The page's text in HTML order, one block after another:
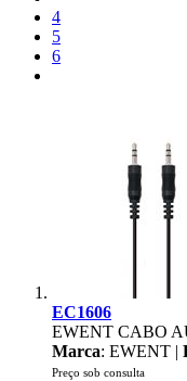
4
5
6
EC1606
EWENT CABO
Marca: EWENT |
Preço sob consulta